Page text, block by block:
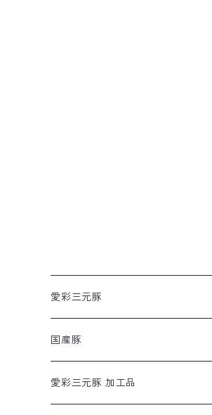
愛彩三元豚
ロース
モモ
国産豚
愛彩三元豚 加工品